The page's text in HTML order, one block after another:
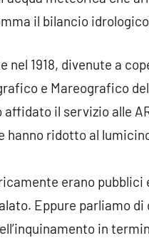
il bilancio
nel 1918, divenute a
e Mareografico
affidato il servizio alle
hanno ridotto al
erano
Eppure parliamo
in